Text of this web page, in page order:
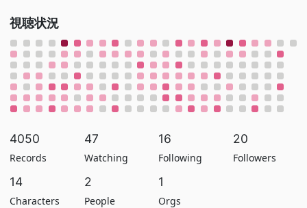
視聴状況
4050
Records
47
Watching
16
Following
20
Followers
14
Characters
2
People
1
Orgs